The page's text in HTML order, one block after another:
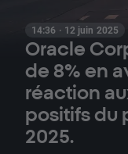
14:36 · 12 juin 2025
Oracle
de 8% en
réaction
positifs du
2025.